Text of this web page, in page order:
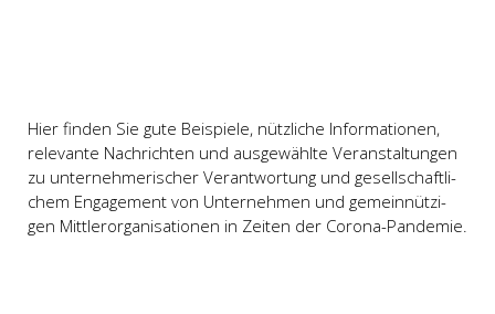
Hier fin­den Sie gute Bei­spie­le, nütz­li­che Infor­ma­tio­nen,
rele­van­te Nach­rich­ten und aus­ge­wähl­te Ver­an­stal­tun­gen
zu unter­neh­me­ri­scher Ver­ant­wor­tung und gesell­schaft­li­
chem Enga­ge­ment von Unter­neh­men und gemein­nüt­zi­
gen Mitt­ler­or­ga­ni­sa­tio­nen in Zei­ten der Coro­na-Pan­de­mie.